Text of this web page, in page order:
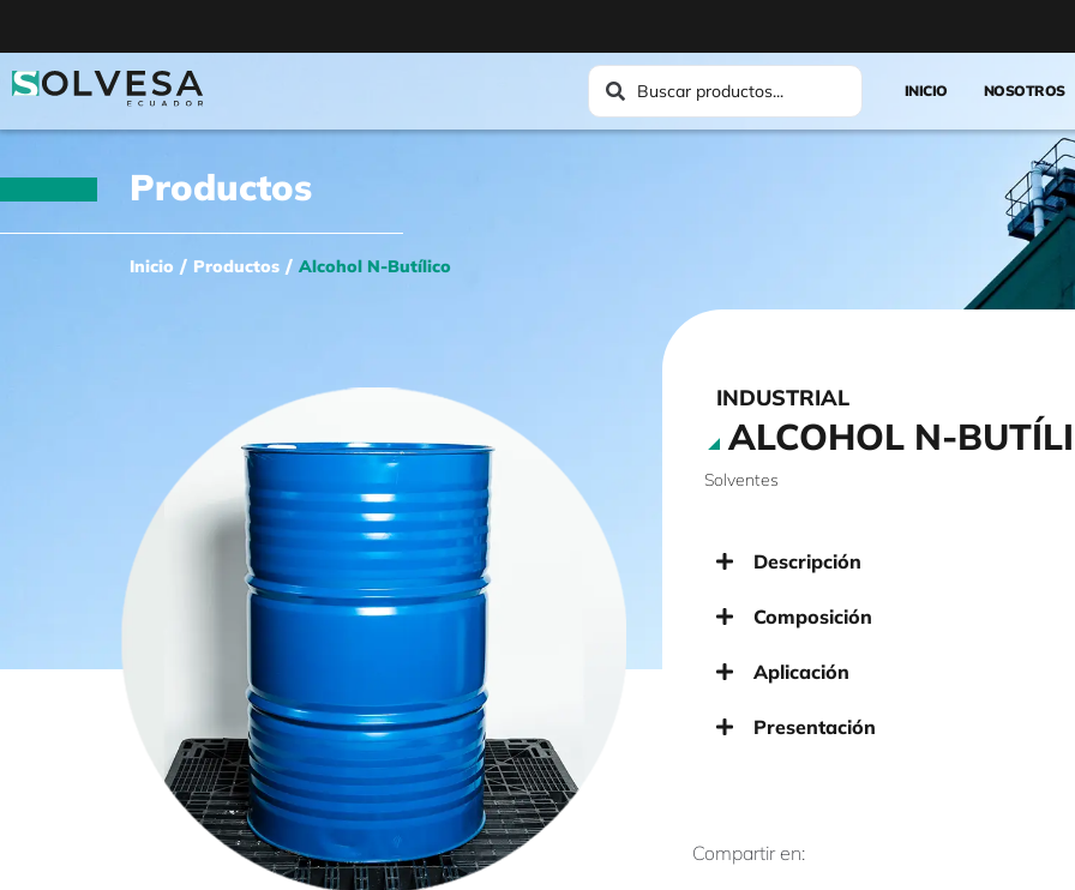
INICIO NOSOTROS
Productos
Inicio / Productos / Alcohol N-Butílico
INDUSTRIAL
ALCOHOL N-
Solventes
Descripción
Composición
Aplicación
Presentación
Compartir en: